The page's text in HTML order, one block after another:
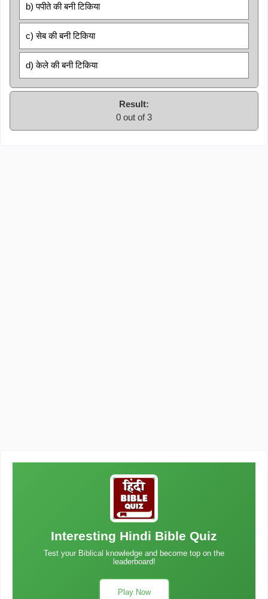
b) पपीते की बनी टिकिया
c) सेब की बनी टिकिया
d) केले की बनी टिकिया
Result:
0 out of 3
Interesting Hindi Bible Quiz
Test your Biblical knowledge and become top on the
leaderboard!
Play Now